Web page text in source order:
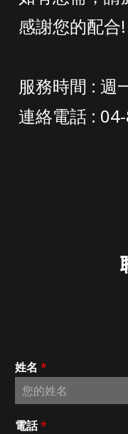
感謝您的配合!
服務時間 : 週
連絡電話 :
姓名 *
電話*